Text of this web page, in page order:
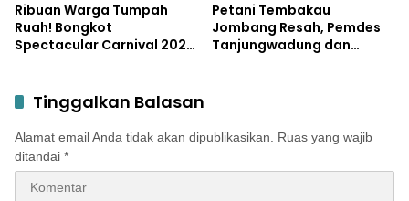
Ribuan Warga Tumpah
Ruah! Bongkot
Spectacular Carnival 2026
Petani Tembakau
Jombang Resah, Pemdes
Tanjungwadung dan
Tinggalkan Balasan
Alamat email Anda tidak akan dipublikasikan.
Ruas yang wajib
ditandai *